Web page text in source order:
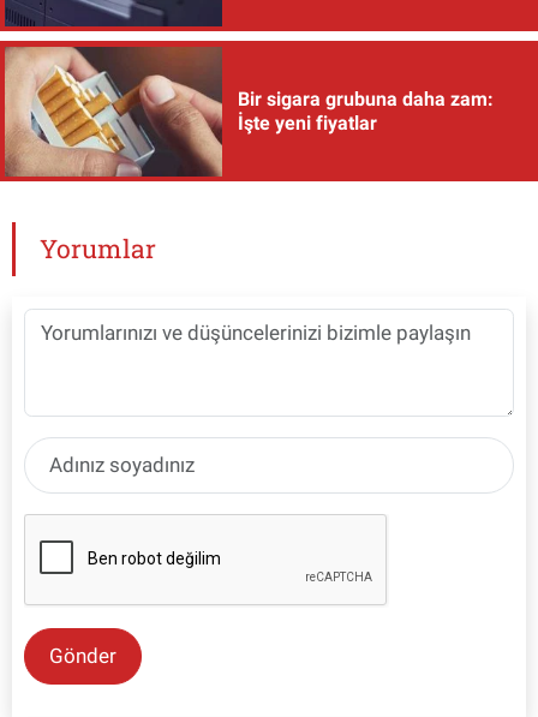
Bir sigara grubuna daha zam:
İşte yeni fiyatlar
Yorumlar
Gönder